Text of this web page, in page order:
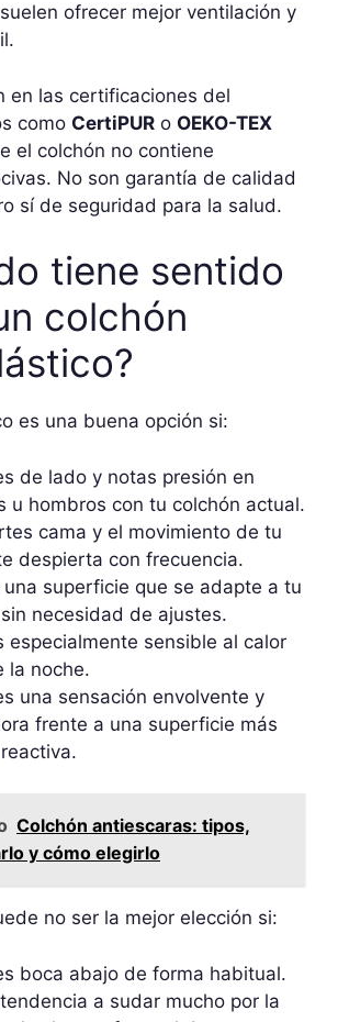
ofrecer mejor ventilación y
en las certificaciones del
como CertiPUR o OEKO-TEX
el colchón no contiene
No son garantía de calidad
sí de seguridad para la salud.
tiene sentido
colchón
es una buena opción si:
de lado y notas presión en
u hombros con tu colchón actual.
cama y el movimiento de tu
despierta con frecuencia.
una superficie que se adapte a tu
necesidad de ajustes.
especialmente sensible al calor
la noche.
una sensación envolvente y
frente a una superficie más
Colchón antiescaras: tipos,
y cómo elegirlo
no ser la mejor elección si:
boca abajo de forma habitual.
a sudar mucho por la